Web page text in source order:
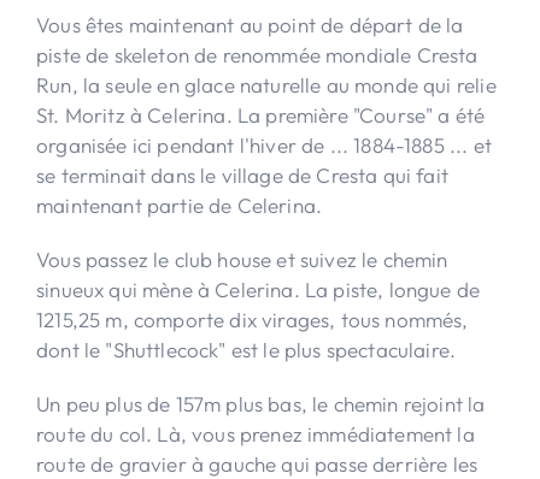
Vous êtes maintenant au point de départ de la
piste de skeleton de renommée mondiale Cresta
Run, la seule en glace naturelle au monde qui relie
St. Moritz à Celerina. La première "Course" a été
organisée ici pendant l'hiver de ... 1884-1885 ... et
se terminait dans le village de Cresta qui fait
maintenant partie de Celerina.
Vous passez le club house et suivez le chemin
sinueux qui mène à Celerina. La piste, longue de
1215,25 m, comporte dix virages, tous nommés,
dont le "Shuttlecock" est le plus spectaculaire.
Un peu plus de 157m plus bas, le chemin rejoint la
route du col. Là, vous prenez immédiatement la
route de gravier à gauche qui passe derrière les